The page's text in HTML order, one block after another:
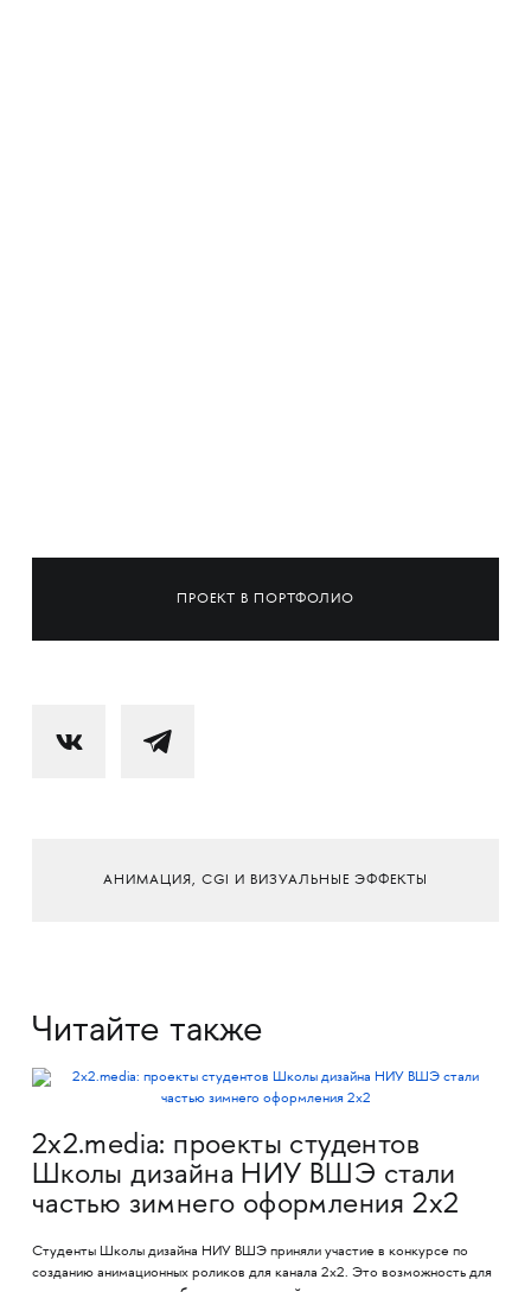
ПРОЕКТ В ПОРТФОЛИО
АНИМАЦИЯ, CGI И ВИЗУАЛЬНЫЕ ЭФФЕКТЫ
Читайте также
2x2.media: проекты студентов
Школы дизайна НИУ ВШЭ стали
частью зимнего оформления 2х2
Студенты Школы дизайна НИУ ВШЭ приняли участие в конкурсе по
созданию анимационных роликов для канала 2х2. Это возможность для